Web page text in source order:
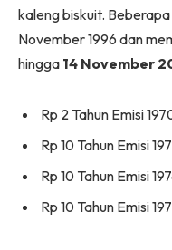
kaleng biskuit.
November 1996 dan
hingga 14 November
Rp 2 Tahun Emisi
Rp 10 Tahun Emisi
Rp 10 Tahun Emisi
Rp 10 Tahun Emisi